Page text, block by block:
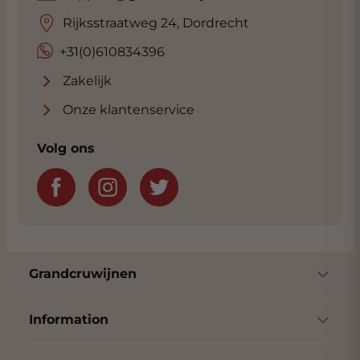
wijn bij uw gerecht. Klik
exclusieve Sommelier. Gratis voor klanten
+31(0)610834396
Rijksstraatweg 24, Dordrecht
Zakelijk
Onze klantenservice
Volg ons
Grandcruwijnen
Information